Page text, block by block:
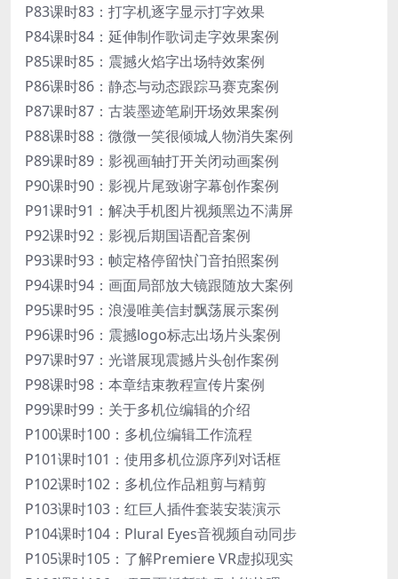
P83课时83：打字机逐字显示打字效果
P84课时84：延伸制作歌词走字效果案例
P85课时85：震撼火焰字出场特效案例
P86课时86：静态与动态跟踪马赛克案例
P87课时87：古装墨迹笔刷开场效果案例
P88课时88：微微一笑很倾城人物消失案例
P89课时89：影视画轴打开关闭动画案例
P90课时90：影视片尾致谢字幕创作案例
P91课时91：解决手机图片视频黑边不满屏
P92课时92：影视后期国语配音案例
P93课时93：帧定格停留快门音拍照案例
P94课时94：画面局部放大镜跟随放大案例
P95课时95：浪漫唯美信封飘荡展示案例
P96课时96：震撼logo标志出场片头案例
P97课时97：光谱展现震撼片头创作案例
P98课时98：本章结束教程宣传片案例
P99课时99：关于多机位编辑的介绍
P100课时100：多机位编辑工作流程
P101课时101：使用多机位源序列对话框
P102课时102：多机位作品粗剪与精剪
P103课时103：红巨人插件套装安装演示
P104课时104：Plural Eyes音视频自动同步
P105课时105：了解Premiere VR虚拟现实